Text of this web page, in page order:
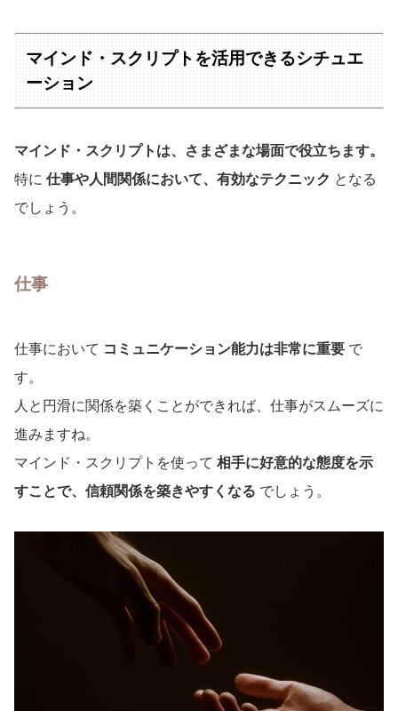
マインド・スクリプトを活用できるシチュエ
ーション
マインド・スクリプトは、さまざまな場面で役立ちます。
特に 仕事や人間関係において、有効なテクニック となる
でしょう。
仕事
仕事において コミュニケーション能力は非常に重要 で
す。
人と円滑に関係を築くことができれば、仕事がスムーズに
進みますね。
マインド・スクリプトを使って 相手に好意的な態度を示
すことで、信頼関係を築きやすくなる でしょう。